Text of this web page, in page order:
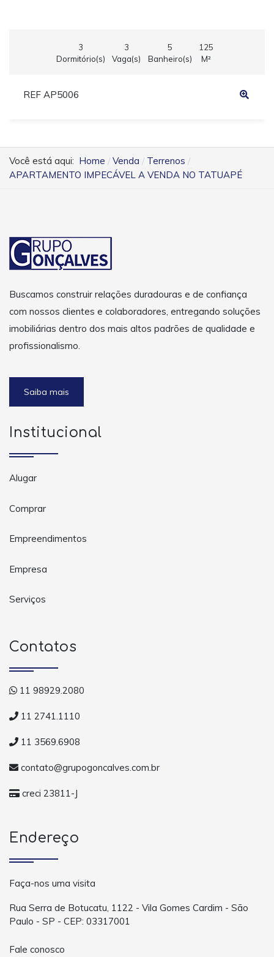
3
Dormitório(s)
3
Vaga(s)
5
Banheiro(s)
125
M²
REF AP5006
Você está aqui: Home Venda
Terrenos
APARTAMENTO IMPECÁVEL A VENDA NO TATUAPÉ
Buscamos construir relações duradouras e de confiança
com nossos clientes e colaboradores, entregando soluções
imobiliárias dentro dos mais altos padrões de qualidade e
profissionalismo.
Saiba mais
Institucional
Alugar
Comprar
Empreendimentos
Empresa
Serviços
Contatos
11 98929.2080
11 2741.1110
11 3569.6908
contato@grupogoncalves.com.br
creci 23811-J
Endereço
Faça-nos uma visita
Rua Serra de Botucatu, 1122 - Vila Gomes Cardim - São
Paulo - SP - CEP: 03317001
Fale conosco